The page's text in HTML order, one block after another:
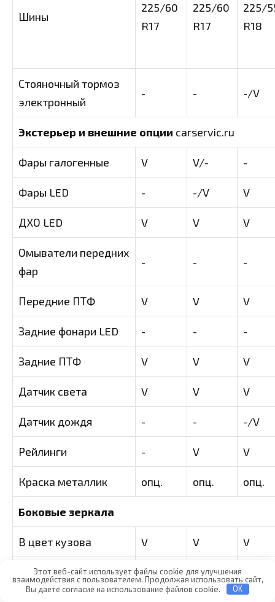
Шины
225/60
R17
225/60
R17
225/
R18
Стояночный тормоз
электронный
- - -/V
Экстерьер и внешние опции carservic.ru
Фары галогенные V V/- -
Фары LED - -/V V
ДХО LED V V V
Омыватели передних
фар
- - -
Передние ПТФ V V V
Задние фонари LED - - -
Задние ПТФ V V V
Датчик света V V V
Датчик дождя - - -/V
Рейлинги - V V
Краска металлик опц. опц. опц.
Боковые зеркала
В цвет кузова V V V
С повторителями
поворотников
- -/V V
Этот веб-сайт использует файлы cookie для улучшения
взаимодействия с пользователем. Продолжая использовать сайт,
Вы даете согласие на использование файлов cookie.
OK